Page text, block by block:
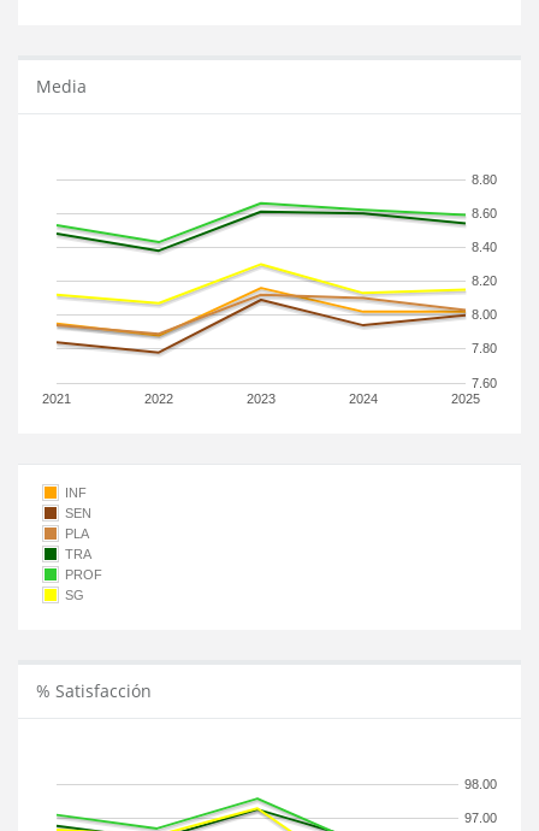
Media
2021 2022 2023 2024 2025
7.60
7.80
8.00
8.20
8.40
8.60
8.80
INF
SEN
PLA
TRA
PROF
SG
% Satisfacción
97.00
98.00